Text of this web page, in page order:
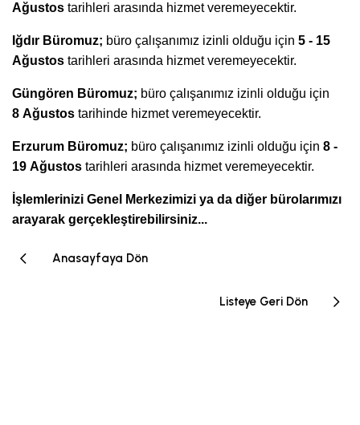
Ağustos tarihleri arasında hizmet veremeyecektir.
Iğdır Büromuz; büro çalışanımız izinli olduğu için 5 - 15
Ağustos tarihleri arasında hizmet veremeyecektir.
Güngören Büromuz; büro çalışanımız izinli olduğu için
8 Ağustos tarihinde hizmet veremeyecektir.
Erzurum Büromuz; büro çalışanımız izinli olduğu için 8 -
19 Ağustos tarihleri arasında hizmet veremeyecektir.
İşlemlerinizi Genel Merkezimizi ya da diğer bürolarımızı
arayarak gerçekleştirebilirsiniz...
Anasayfaya Dön
Listeye Geri Dön